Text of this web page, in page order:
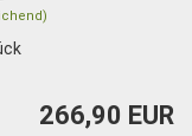
266,90 EUR